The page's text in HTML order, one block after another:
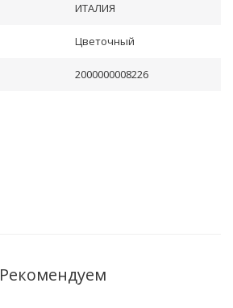
ИТАЛИЯ
Цветочный
2000000008226
Рекомендуем